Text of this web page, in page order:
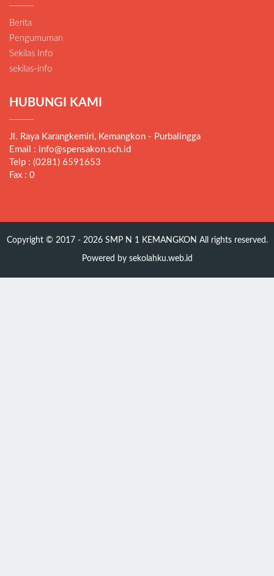
Berita
Pengumuman
Sekilas Info
sekilas-info
HUBUNGI KAMI
Jl. Raya Karangkemiri, Kemangkon - Purbalingga
Email : info@spensakon.sch.id
Telp : (0281) 6591653
Fax : 0
Copyright © 2017 - 2026SMP N 1 KEMANGKON All rights reserved.
Powered by sekolahku.web.id